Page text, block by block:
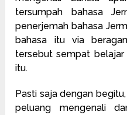
tersumpah bahasa
penerjemah bahasa
bahasa itu via
tersebut sempat
itu.
Pasti saja dengan
peluang mengenali